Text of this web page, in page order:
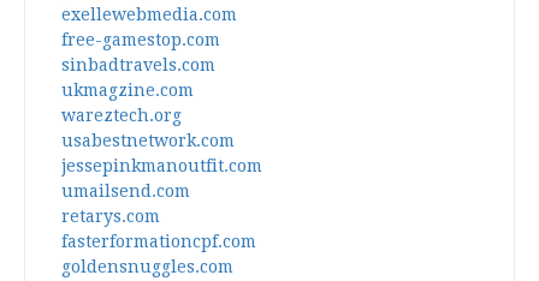
exellewebmedia.com
free-gamestop.com
sinbadtravels.com
ukmagzine.com
wareztech.org
usabestnetwork.com
jessepinkmanoutfit.com
umailsend.com
retarys.com
fasterformationcpf.com
goldensnuggles.com